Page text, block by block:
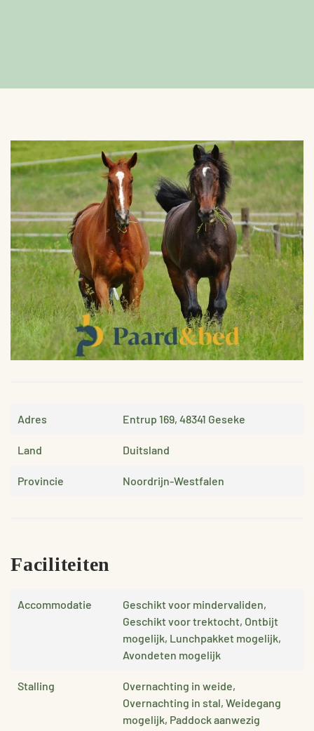
VERGROTEN
Adres Entrup 169, 48341 Geseke
Land Duitsland
Provincie Noordrijn-Westfalen
Faciliteiten
Accommodatie
Geschikt voor mindervaliden,
Geschikt voor trektocht, Ontbijt
mogelijk, Lunchpakket mogelijk,
Avondeten mogelijk
Stalling
Overnachting in weide,
Overnachting in stal, Weidegang
mogelijk, Paddock aanwezig